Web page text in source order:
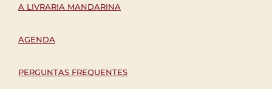
A LIVRARIA MANDARINA
AGENDA
PERGUNTAS FREQUENTES